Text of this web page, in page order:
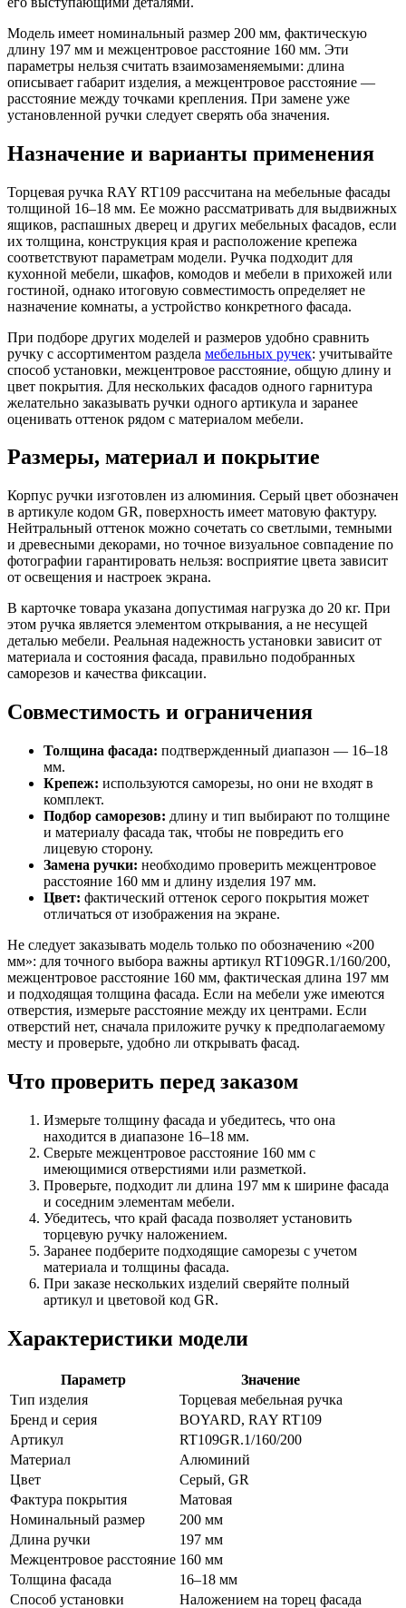
Модель имеет номинальный размер 200 мм, фактическую
длину 197 мм и межцентровое расстояние 160 мм. Эти
параметры нельзя считать взаимозаменяемыми: длина
описывает габарит изделия, а межцентровое расстояние —
расстояние между точками крепления. При замене уже
установленной ручки следует сверять оба значения.
Назначение и варианты применения
Торцевая ручка RAY RT109 рассчитана на мебельные фасады
толщиной 16–18 мм. Ее можно рассматривать для выдвижных
ящиков, распашных дверец и других мебельных фасадов, если
их толщина, конструкция края и расположение крепежа
соответствуют параметрам модели. Ручка подходит для
кухонной мебели, шкафов, комодов и мебели в прихожей или
гостиной, однако итоговую совместимость определяет не
назначение комнаты, а устройство конкретного фасада.
При подборе других моделей и размеров удобно сравнить
ручку с ассортиментом раздела мебельных ручек: учитывайте
способ установки, межцентровое расстояние, общую длину и
цвет покрытия. Для нескольких фасадов одного гарнитура
желательно заказывать ручки одного артикула и заранее
оценивать оттенок рядом с материалом мебели.
Размеры, материал и покрытие
Корпус ручки изготовлен из алюминия. Серый цвет обозначен
в артикуле кодом GR, поверхность имеет матовую фактуру.
Нейтральный оттенок можно сочетать со светлыми, темными
и древесными декорами, но точное визуальное совпадение по
фотографии гарантировать нельзя: восприятие цвета зависит
от освещения и настроек экрана.
В карточке товара указана допустимая нагрузка до 20 кг. При
этом ручка является элементом открывания, а не несущей
деталью мебели. Реальная надежность установки зависит от
материала и состояния фасада, правильно подобранных
саморезов и качества фиксации.
Совместимость и ограничения
Толщина фасада: подтвержденный диапазон — 16–18
мм.
Крепеж: используются саморезы, но они не входят в
комплект.
Подбор саморезов: длину и тип выбирают по толщине
и материалу фасада так, чтобы не повредить его
лицевую сторону.
Замена ручки: необходимо проверить межцентровое
расстояние 160 мм и длину изделия 197 мм.
Цвет: фактический оттенок серого покрытия может
отличаться от изображения на экране.
Не следует заказывать модель только по обозначению «200
мм»: для точного выбора важны артикул RT109GR.1/160/200,
межцентровое расстояние 160 мм, фактическая длина 197 мм
и подходящая толщина фасада. Если на мебели уже имеются
отверстия, измерьте расстояние между их центрами. Если
отверстий нет, сначала приложите ручку к предполагаемому
месту и проверьте, удобно ли открывать фасад.
Что проверить перед заказом
Измерьте толщину фасада и убедитесь, что она
находится в диапазоне 16–18 мм.
Сверьте межцентровое расстояние 160 мм с
имеющимися отверстиями или разметкой.
Проверьте, подходит ли длина 197 мм к ширине фасада
и соседним элементам мебели.
Убедитесь, что край фасада позволяет установить
торцевую ручку наложением.
Заранее подберите подходящие саморезы с учетом
материала и толщины фасада.
При заказе нескольких изделий сверяйте полный
артикул и цветовой код GR.
Характеристики модели
Параметр
Значение
Тип изделия
Торцевая мебельная ручка
Бренд и серия
BOYARD, RAY RT109
Артикул
RT109GR.1/160/200
Материал
Алюминий
Цвет
Серый, GR
Фактура покрытия
Матовая
Номинальный размер
200 мм
Длина ручки
197 мм
Межцентровое расстояние 160 мм
Толщина фасада
16–18 мм
Способ установки
Наложением на торец фасада